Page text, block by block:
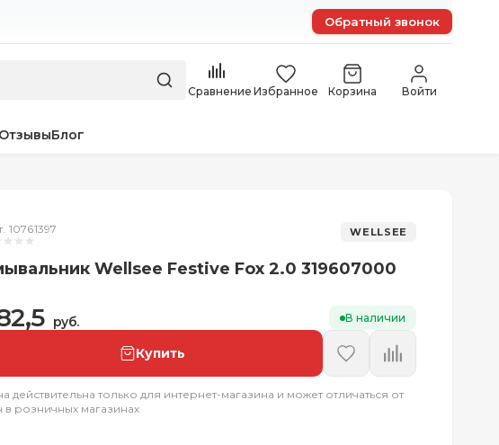
Обратный звонок
Сравнение Избранное Корзина Войти
ОтзывыБлог
10761397 WELLSEE
Wellsee Festive Fox 2.0 319607000
руб. В наличии
Купить
действительна только для интернет-магазина и может отличаться от
в розничных магазинах